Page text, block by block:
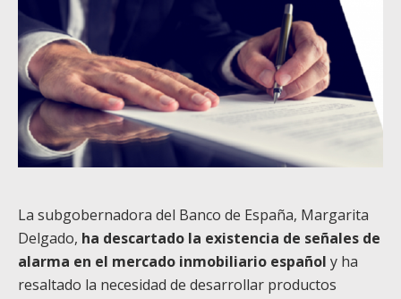
La subgobernadora del Banco de España, Margarita
Delgado, ha descartado la existencia de señales de
alarma en el mercado inmobiliario español y ha
resaltado la necesidad de desarrollar productos